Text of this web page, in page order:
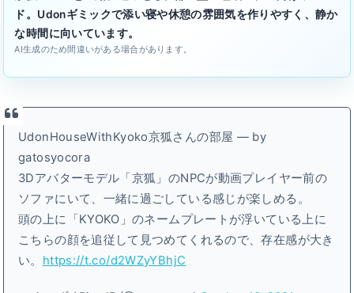
ド。Udonギミックで添い寝や休憩の雰囲気を作りやすく、静か
な時間に向いています。
AI生成のため間違いがある場合があります。
UdonHouseWithKyoko京狐さんの部屋 — by
gatosyocora
3Dアバターモデル「京狐」のNPCが動画プレイヤー前の
ソファにいて、一緒に過ごしている感じが楽しめる。
頭の上に「KYOKO」のネームプレートが浮いている上に
こちらの顔を追従して見つめてくれるので、存在感が大き
い。 https://t.co/d2WZyYBhjC